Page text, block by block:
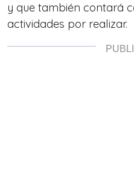
y que también contará
actividades por realizar.